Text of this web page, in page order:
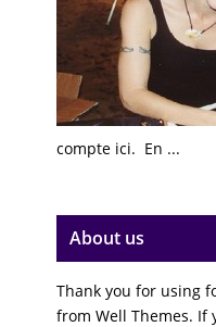
compte ici. En ...
About us
Thank you for using
from Well Themes. If